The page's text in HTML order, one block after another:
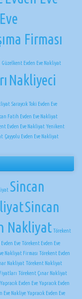
Firması
Güzelkent Evden Eve Nakliyat
Nakliyeci
Saraycık Toki Evden Eve
Fatih Evden Eve Nakliyat
Evden Eve Nakliyat Yenikent
Çayyolu Evden Eve Nakliyat
Sincan
Sincan
Nakliyat Törekent
Eve Törekent Evden Eve
Nakliyat Firması Törekent Evden
Nakliyat Törekent Nakliyat
Törekent Çınar Nakliyat
Yapracık Evden Eve Yapracık Evden
Eve Nakliye Yapracık Evden Eve